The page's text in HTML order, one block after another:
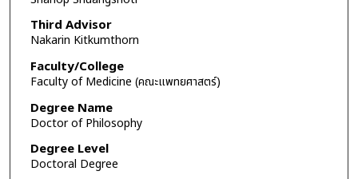
Third Advisor
Nakarin Kitkumthorn
Faculty/College
Faculty of Medicine (คณะแพทยศาสตร์)
Degree Name
Doctor of Philosophy
Degree Level
Doctoral Degree